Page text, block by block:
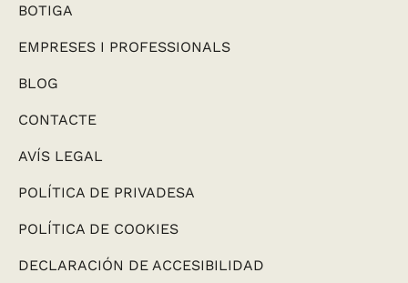
BOTIGA
EMPRESES I PROFESSIONALS
BLOG
CONTACTE
AVÍS LEGAL
POLÍTICA DE PRIVADESA
POLÍTICA DE COOKIES
DECLARACIÓN DE ACCESIBILIDAD